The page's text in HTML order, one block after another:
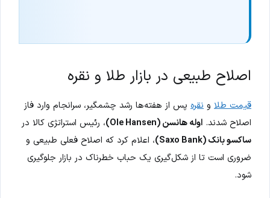
اصلاح طبیعی در بازار طلا و نقره
قیمت طلا و نقره پس از هفته‌ها رشد چشمگیر، سرانجام وارد فاز
اصلاح شدند. اوله هانسن (Ole Hansen)
، رئیس استراتژی کالا در
ساکسو بانک (Saxo Bank)
، اعلام کرد که اصلاح فعلی طبیعی و
ضروری است تا از شکل‌گیری یک حباب خطرناک در بازار جلوگیری
شود.